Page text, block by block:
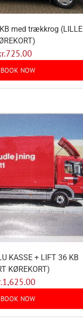
med trækkrog (LILLE
725.00
BOOK NOW
KASSE + LIFT 36 KB
KØREKORT)
1,625.00
BOOK NOW